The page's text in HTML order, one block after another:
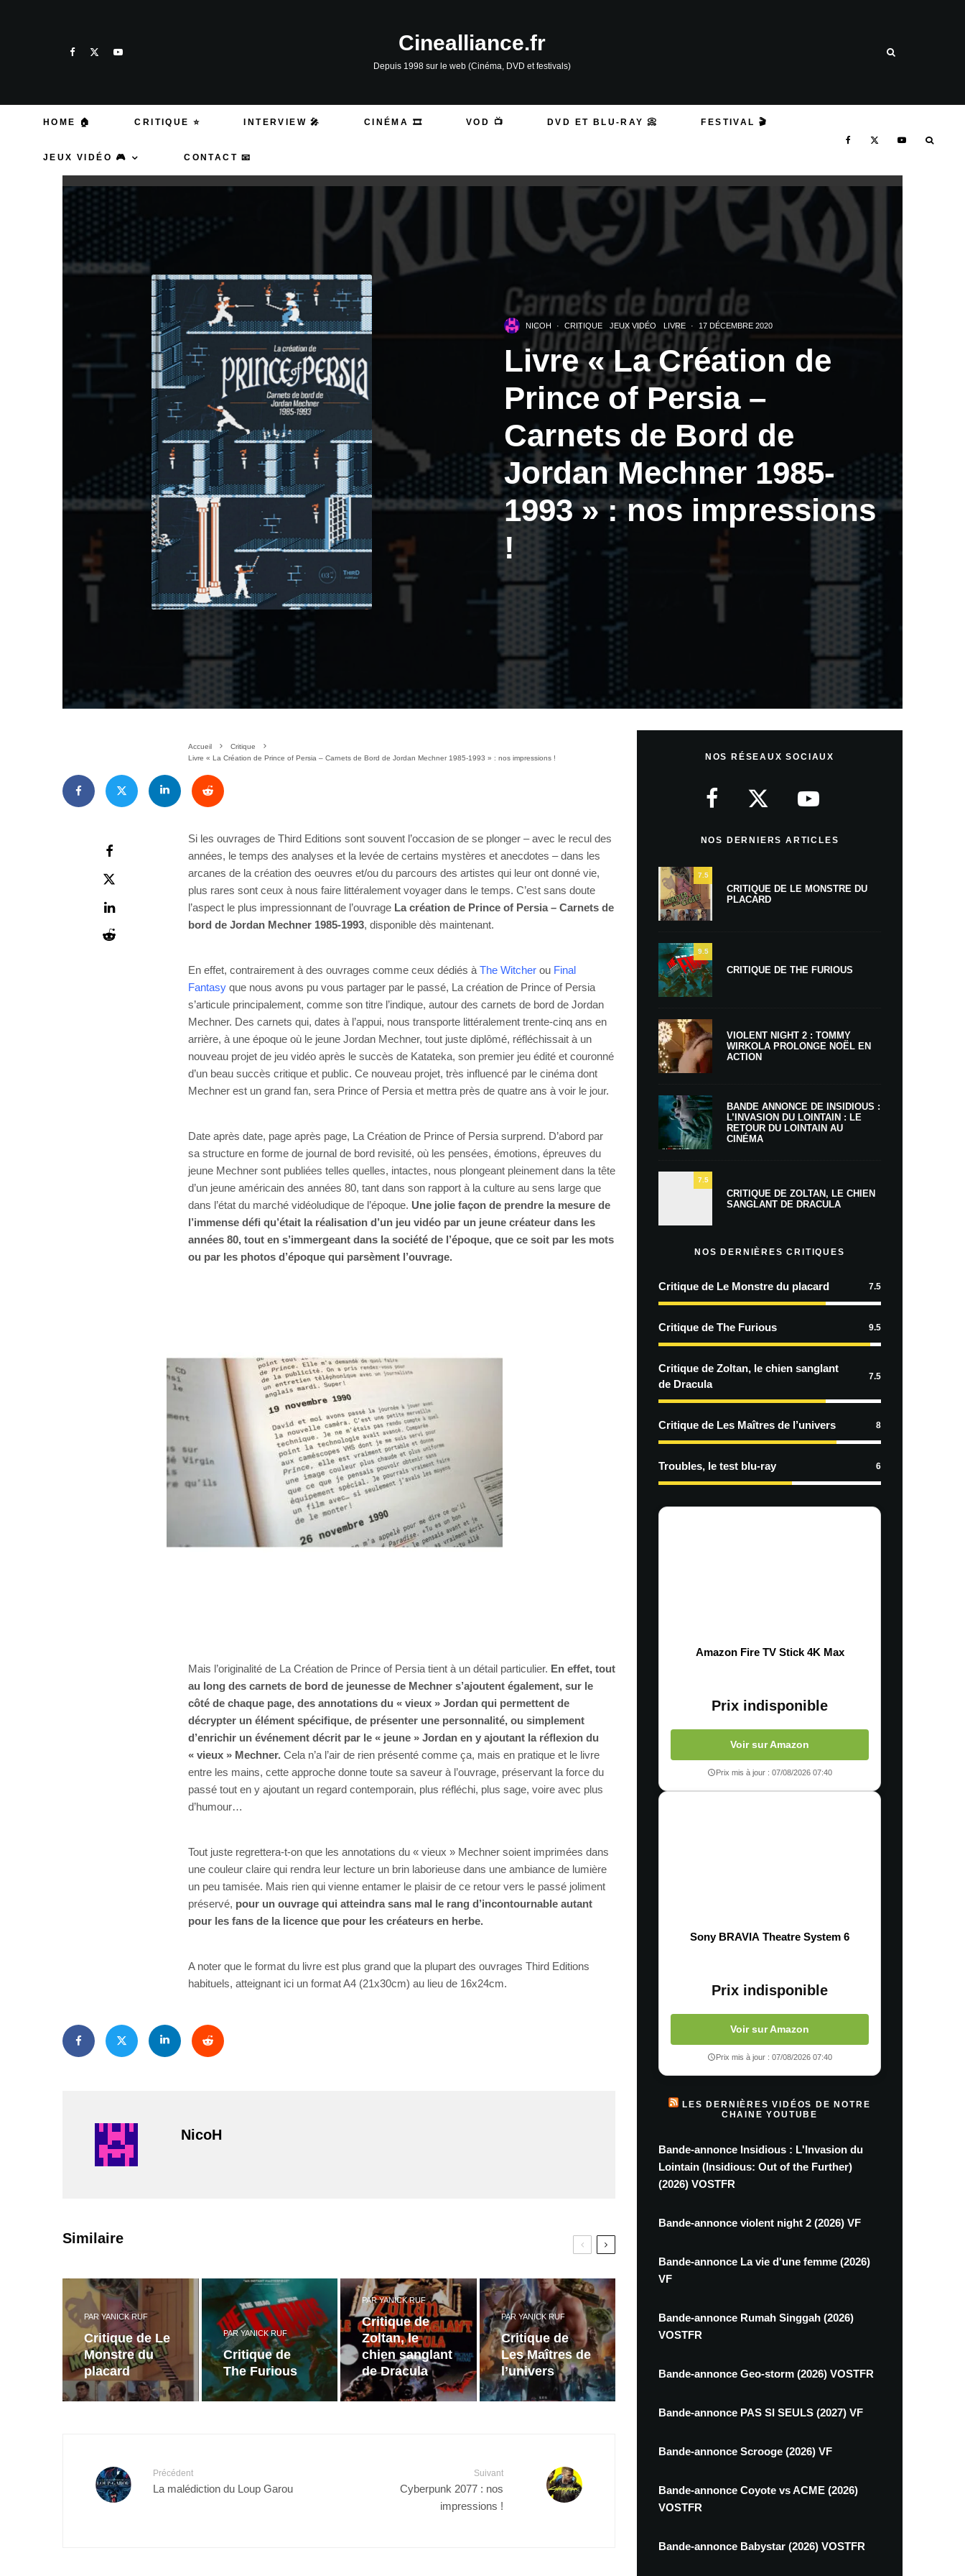
Cinealliance.fr
Depuis 1998 sur le web (Cinéma, DVD et festivals)
HOME 🏠 CRITIQUE ⭐ INTERVIEW 🎤 CINÉMA 🎞️ VOD 📺 DVD ET BLU-RAY 📀 FESTIVAL 🎬
JEUX VIDÉO 🎮 CONTACT 📧
NICOH · CRITIQUE JEUX VIDÉO LIVRE · 17 DÉCEMBRE 2020
Livre « La Création de
Prince of Persia –
Carnets de Bord de
Jordan Mechner 1985-
1993 » : nos impressions
!
Accueil
Critique
Livre « La Création de Prince of Persia – Carnets de Bord de Jordan Mechner 1985-1993 » : nos impressions !
Si les ouvrages de Third Editions sont souvent l’occasion de se plonger – avec le recul des
années, le temps des analyses et la levée de certains mystères et anecdotes – dans les
arcanes de la création des oeuvres et/ou du parcours des artistes qui leur ont donné vie,
plus rares sont ceux à nous faire littéralement voyager dans le temps. C’est sans doute
l’aspect le plus impressionnant de l’ouvrage La création de Prince of Persia – Carnets de
bord de Jordan Mechner 1985-1993, disponible dès maintenant.
En effet, contrairement à des ouvrages comme ceux dédiés à The Witcher ou Final
Fantasy que nous avons pu vous partager par le passé, La création de Prince of Persia
s’articule principalement, comme son titre l’indique, autour des carnets de bord de Jordan
Mechner. Des carnets qui, dates à l’appui, nous transporte littéralement trente-cinq ans en
arrière, à une époque où le jeune Jordan Mechner, tout juste diplômé, réfléchissait à un
nouveau projet de jeu vidéo après le succès de Katateka, son premier jeu édité et couronné
d’un beau succès critique et public. Ce nouveau projet, très influencé par le cinéma dont
Mechner est un grand fan, sera Prince of Persia et mettra près de quatre ans à voir le jour.
Date après date, page après page, La Création de Prince of Persia surprend. D’abord par
sa structure en forme de journal de bord revisité, où les pensées, émotions, épreuves du
jeune Mechner sont publiées telles quelles, intactes, nous plongeant pleinement dans la tête
d’un jeune américain des années 80, tant dans son rapport à la culture au sens large que
dans l’état du marché vidéoludique de l’époque. Une jolie façon de prendre la mesure de
l’immense défi qu’était la réalisation d’un jeu vidéo par un jeune créateur dans les
années 80, tout en s’immergeant dans la société de l’époque, que ce soit par les mots
ou par les photos d’époque qui parsèment l’ouvrage.
Mais l’originalité de La Création de Prince of Persia tient à un détail particulier. En effet, tout
au long des carnets de bord de jeunesse de Mechner s’ajoutent également, sur le
côté de chaque page, des annotations du « vieux » Jordan qui permettent de
décrypter un élément spécifique, de présenter une personnalité, ou simplement
d’enrichir un événement décrit par le « jeune » Jordan en y ajoutant la réflexion du
« vieux » Mechner. Cela n’a l’air de rien présenté comme ça, mais en pratique et le livre
entre les mains, cette approche donne toute sa saveur à l’ouvrage, préservant la force du
passé tout en y ajoutant un regard contemporain, plus réfléchi, plus sage, voire avec plus
d’humour…
Tout juste regrettera-t-on que les annotations du « vieux » Mechner soient imprimées dans
une couleur claire qui rendra leur lecture un brin laborieuse dans une ambiance de lumière
un peu tamisée. Mais rien qui vienne entamer le plaisir de ce retour vers le passé joliment
préservé, pour un ouvrage qui atteindra sans mal le rang d’incontournable autant
pour les fans de la licence que pour les créateurs en herbe.
A noter que le format du livre est plus grand que la plupart des ouvrages Third Editions
habituels, atteignant ici un format A4 (21x30cm) au lieu de 16x24cm.
NicoH
Similaire
PAR YANICK RUF
Critique de Le
Monstre du
placard
PARYANICK RUF
Critique de
The Furious
PARYANICK RUF
Critique de
Zoltan, le
chien sanglant
de Dracula
PAR YANICK RUF
Critique de
Les Maîtres de
l’univers
Précédent
La malédiction du Loup Garou
Suivant
Cyberpunk 2077 : nos
impressions !
NOS RÉSEAUX SOCIAUX
NOS DERNIERS ARTICLES
7.5
CRITIQUE DE LE MONSTRE DU
PLACARD
9.5
CRITIQUE DE THE FURIOUS
VIOLENT NIGHT 2 : TOMMY
WIRKOLA PROLONGE NOËL EN
ACTION
BANDE ANNONCE DE INSIDIOUS :
L’INVASION DU LOINTAIN : LE
RETOUR DU LOINTAIN AU
CINÉMA
7.5
CRITIQUE DE ZOLTAN, LE CHIEN
SANGLANT DE DRACULA
NOS DERNIÈRES CRITIQUES
Critique de Le Monstre du placard 7.5
Critique de The Furious 9.5
Critique de Zoltan, le chien sanglant
de Dracula
7.5
Critique de Les Maîtres de l’univers 8
Troubles, le test blu-ray 6
Amazon Fire TV Stick 4K Max
Prix indisponible
Voir sur Amazon
Prix mis à jour : 07/08/2026 07:40
Sony BRAVIA Theatre System 6
Prix indisponible
Voir sur Amazon
Prix mis à jour : 07/08/2026 07:40
LES DERNIÈRES VIDÉOS DE NOTRE
CHAINE YOUTUBE
Bande-annonce Insidious : L'Invasion du
Lointain (Insidious: Out of the Further)
(2026) VOSTFR
Bande-annonce violent night 2 (2026) VF
Bande-annonce La vie d'une femme (2026)
VF
Bande-annonce Rumah Singgah (2026)
VOSTFR
Bande-annonce Geo-storm (2026) VOSTFR
Bande-annonce PAS SI SEULS (2027) VF
Bande-annonce Scrooge (2026) VF
Bande-annonce Coyote vs ACME (2026)
VOSTFR
Bande-annonce Babystar (2026) VOSTFR